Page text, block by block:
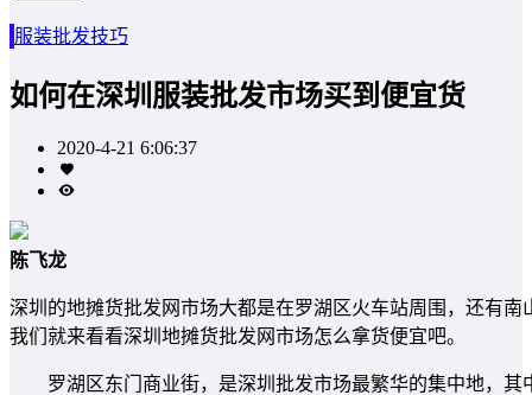
服装批发技巧
如何在深圳服装批发市场买到便宜货
2020-4-21 6:06:37
陈飞龙
深圳的地摊货批发网市场大都是在罗湖区火车站周围，还有
我们就来看看深圳地摊货批发网市场怎么拿货便宜吧。
罗湖区东门商业街，是深圳批发市场最繁华的集中地，其